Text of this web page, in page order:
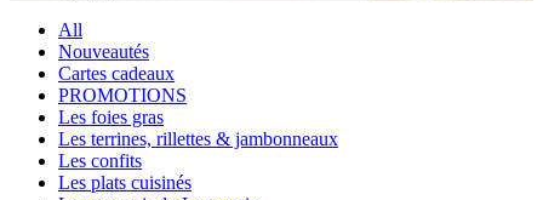
All
Nouveautés
Cartes cadeaux
PROMOTIONS
Les foies gras
Les terrines, rillettes & jambonneaux
Les confits
Les plats cuisinés